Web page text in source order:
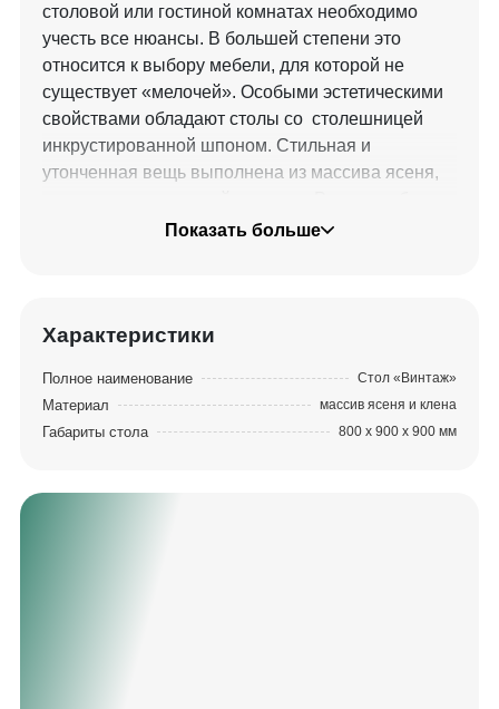
столовой или гостиной комнатах необходимо
учесть все нюансы. В большей степени это
относится к выбору мебели, для которой не
существует «мелочей». Особыми эстетическими
свойствами обладают столы со столешницей
инкрустированной шпоном. Стильная и
утонченная вещь выполнена из массива ясеня,
выкраска в авторской технике делает стол
Показать больше
Характеристики
Полное наименование Стол «Винтаж»
Материал массив ясеня и клена
Габариты стола 800 х 900 х 900 мм